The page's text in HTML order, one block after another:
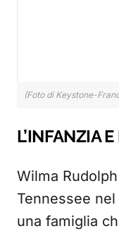
(Foto di Keystone-
L’INFANZIA
Wilma
Tennessee nel
una famiglia